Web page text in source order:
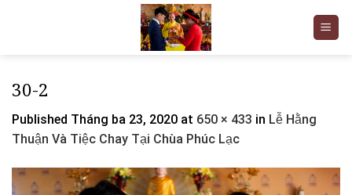
30-2
Published Tháng ba 23, 2020 at 650 × 433 in Lễ Hằng
Thuận Và Tiệc Chay Tại Chùa Phúc Lạc